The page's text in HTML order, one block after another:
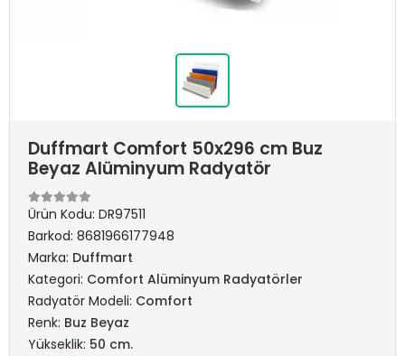
Duffmart Comfort 50x296 cm Buz
Beyaz Alüminyum Radyatör
Ürün Kodu: DR97511
Barkod: 8681966177948
Marka: Duffmart
Kategori: Comfort Alüminyum Radyatörler
Radyatör Modeli: Comfort
Renk: Buz Beyaz
Yükseklik: 50 cm.